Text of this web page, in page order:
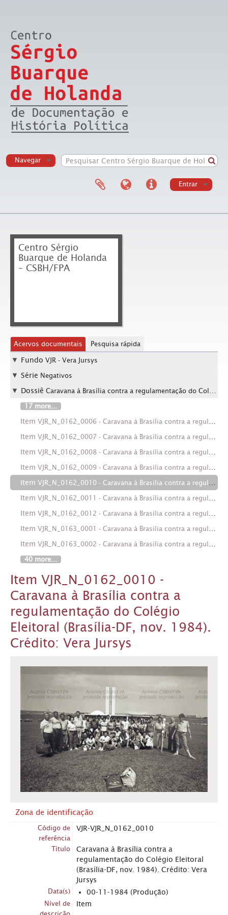
Navegar
Entrar
Centro Sérgio
Buarque de Holanda
– CSBH/FPA
Acervos documentais Pesquisa rápida
Fundo VJR - Vera Jursys
Série Negativos
Dossiê Caravana à Brasília contra a regulamentação do Colégio Eleitoral (Brasília-DF, nov. 1984)
17 more...
Item VJR_N_0162_0006 - Caravana à Brasília contra a regulamentação do Colégio Eleitoral (Brasília-DF, nov. 1984). Crédito: Vera Jursys
Item VJR_N_0162_0007 - Caravana à Brasília contra a regulamentação do Colégio Eleitoral (Brasília-DF, nov. 1984). Crédito: Vera Jursys
Item VJR_N_0162_0008 - Caravana à Brasília contra a regulamentação do Colégio Eleitoral (Brasília-DF, nov. 1984). Crédito: Vera Jursys
Item VJR_N_0162_0009 - Caravana à Brasília contra a regulamentação do Colégio Eleitoral (Brasília-DF, nov. 1984). Crédito: Vera Jursys
Item VJR_N_0162_0010 - Caravana à Brasília contra a regulamentação do Colégio Eleitoral (Brasília-DF, nov. 1984). Crédito: Vera Jursys
Item VJR_N_0162_0011 - Caravana à Brasília contra a regulamentação do Colégio Eleitoral (Brasília-DF, nov. 1984). Crédito: Vera Jursys
Item VJR_N_0162_0012 - Caravana à Brasília contra a regulamentação do Colégio Eleitoral (Brasília-DF, nov. 1984). Crédito: Vera Jursys
Item VJR_N_0163_0001 - Caravana à Brasília contra a regulamentação do Colégio Eleitoral (Brasília-DF, nov. 1984). Crédito: Vera Jursys
Item VJR_N_0163_0002 - Caravana à Brasília contra a regulamentação do Colégio Eleitoral (Brasília-DF, nov. 1984). Crédito: Vera Jursys
40 more...
Item VJR_N_0162_0010 -
Caravana à Brasília contra a
regulamentação do Colégio
Eleitoral (Brasília-DF, nov. 1984).
Crédito: Vera Jursys
Zona de identificação
Código de
referência
VJR-VJR_N_0162_0010
Título
Caravana à Brasília contra a
regulamentação do Colégio Eleitoral
(Brasília-DF, nov. 1984). Crédito: Vera
Jursys
Data(s) 00-11-1984 (Produção)
Nível de
Item